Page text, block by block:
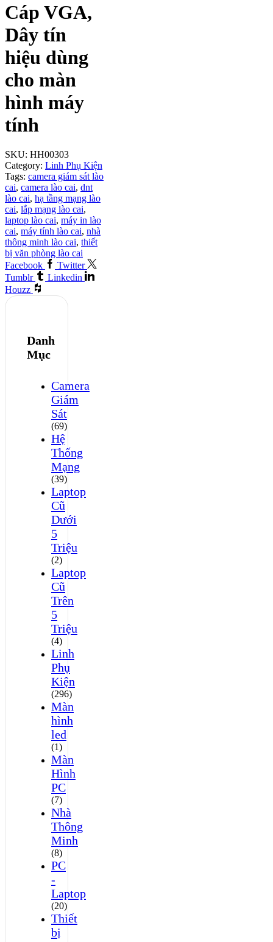
Cáp VGA,
Dây tín
hiệu dùng
cho màn
hình máy
tính
SKU: HH00303
Category: Linh Phụ Kiện
Tags: camera giám sát lào
cai, camera lào cai, dnt
lào cai, hạ tầng mạng lào
cai, lắp mạng lào cai,
laptop lào cai, máy in lào
cai, máy tính lào cai, nhà
thông minh lào cai, thiết
bị văn phòng lào cai
Facebook
Twitter
Tumblr
Linkedin
Houzz
Danh
Mục
Camera
Giám
Sát
(69)
Hệ
Thống
Mạng
(39)
Laptop
Cũ
Dưới
5
Triệu
(2)
Laptop
Cũ
Trên
5
Triệu
(4)
Linh
Phụ
Kiện
(296)
Màn
hình
led
(1)
Màn
Hình
PC
(7)
Nhà
Thông
Minh
(8)
PC
-
Laptop
(20)
Thiết
bị